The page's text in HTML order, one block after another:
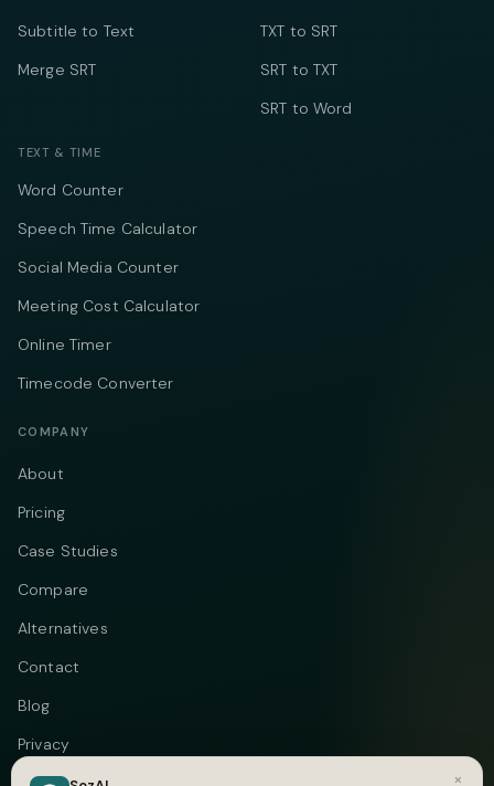
Subtitle to Text
Merge SRT
TXT to SRT
SRT to TXT
SRT to Word
TEXT & TIME
Word Counter
Speech Time Calculator
Social Media Counter
Meeting Cost Calculator
Online Timer
Timecode Converter
COMPANY
About
Pricing
Case Studies
Compare
Alternatives
Contact
Blog
Privacy
×